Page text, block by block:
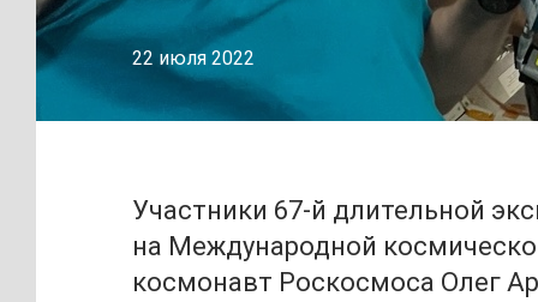
22 июля 2022
Участники 67-й длительной
на Международной
космонавт Роскосмоса Олег